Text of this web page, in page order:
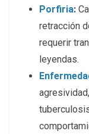
Porfiria:
retracción
requerir
leyendas.